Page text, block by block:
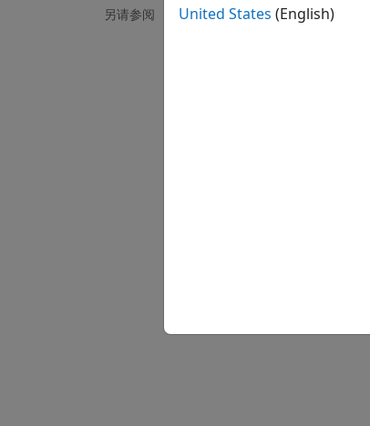
另请参阅
United States (English)